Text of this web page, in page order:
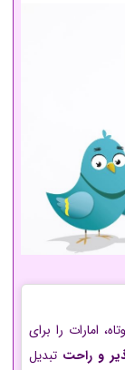
امارات را برای
و راحت تبدیل